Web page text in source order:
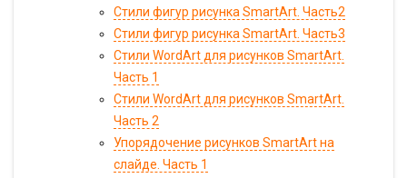
Стили фигур рисунка SmartArt. Часть2
Стили фигур рисунка SmartArt. Часть3
Cтили WordArt для рисунков SmartArt.
Часть 1
Cтили WordArt для рисунков SmartArt.
Часть 2
Упорядочение рисунков SmartArt на
слайде. Часть 1